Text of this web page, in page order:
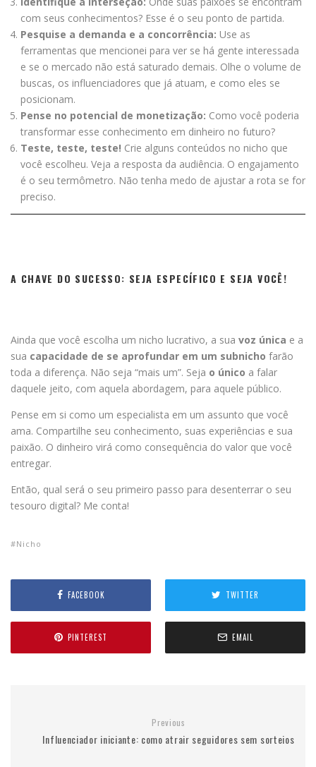
com seus conhecimentos? Esse é o seu ponto de partida.
Pesquise a demanda e a concorrência: Use as
ferramentas que mencionei para ver se há gente interessada
e se o mercado não está saturado demais. Olhe o volume de
buscas, os influenciadores que já atuam, e como eles se
posicionam.
Pense no potencial de monetização: Como você poderia
transformar esse conhecimento em dinheiro no futuro?
Teste, teste, teste! Crie alguns conteúdos no nicho que
você escolheu. Veja a resposta da audiência. O engajamento
é o seu termômetro. Não tenha medo de ajustar a rota se for
preciso.
A CHAVE DO SUCESSO: SEJA ESPECÍFICO E SEJA VOCÊ!
Ainda que você escolha um nicho lucrativo, a sua voz única e a
sua capacidade de se aprofundar em um subnicho farão
toda a diferença. Não seja “mais um”. Seja o único a falar
daquele jeito, com aquela abordagem, para aquele público.
Pense em si como um especialista em um assunto que você
ama. Compartilhe seu conhecimento, suas experiências e sua
paixão. O dinheiro virá como consequência do valor que você
entregar.
Então, qual será o seu primeiro passo para desenterrar o seu
tesouro digital? Me conta!
Nicho
FACEBOOK TWITTER
PINTEREST EMAIL
Previous
Influenciador iniciante: como atrair seguidores sem sorteios